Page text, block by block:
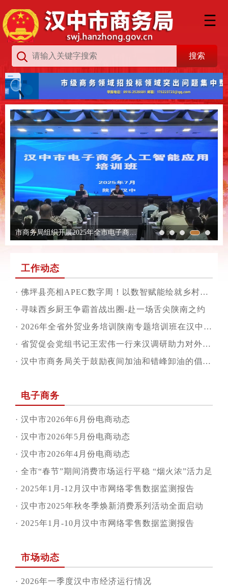
市商务局组织开展2025年全市电子商务人工智能应用专题培训
工作动态
· 佛坪县亮相APEC数字周！以数智赋能绘就乡村振兴新图景
· 寻味西乡厨王争霸首战出圈-赴一场舌尖陕南之约
· 2026年全省外贸业务培训陕南专题培训班在汉中市成功举办
· 省贸促会党组书记王宏伟一行来汉调研助力对外开放与产业高质量发展
· 汉中市商务局关于鼓励夜间加油和错峰卸油的倡议书
电子商务
· 汉中市2026年6月份电商动态
· 汉中市2026年5月份电商动态
· 汉中市2026年4月份电商动态
· 全市“春节”期间消费市场运行平稳 “烟火浓”活力足
· 2025年1月-12月汉中市网络零售数据监测报告
· 汉中市2025年秋冬季焕新消费系列活动全面启动
· 2025年1月-10月汉中市网络零售数据监测报告
市场动态
· 2026年一季度汉中市经济运行情况